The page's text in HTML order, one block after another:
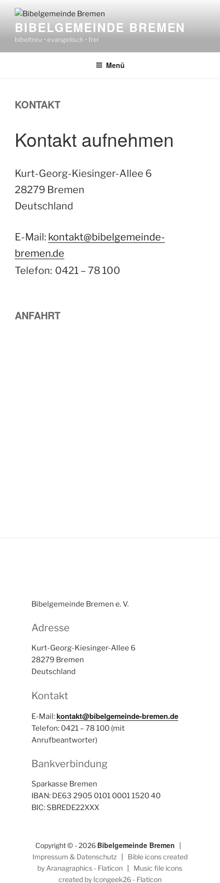
Inhalt
springenBIBELGEMEINDE BREMEN
bibeltreu • evangelisch • frei
Menü
KONTAKT
Kontakt aufnehmen
Kurt-Georg-Kiesinger-Allee 6
28279 Bremen
Deutschland
E-Mail: kontakt@bibelgemeinde-
bremen.de
Telefon: 0421 – 78 100
ANFAHRT
Bibelgemeinde Bremen e. V.
Adresse
Kurt-Georg-Kiesinger-Allee 6
28279 Bremen
Deutschland
Kontakt
E-Mail:kontakt@bibelgemeinde-bremen.de
Telefon: 0421 – 78 100 (mit
Anrufbeantworter)
Bankverbindung
Sparkasse Bremen
IBAN: DE63 2905 0101 0001 1520 40
BIC: SBREDE22XXX
Copyright © - 2026 Bibelgemeinde Bremen
Impressum & Datenschutz
Bible icons created
by Aranagraphics - Flaticon
Music file icons
created by Icongeek26 - Flaticon